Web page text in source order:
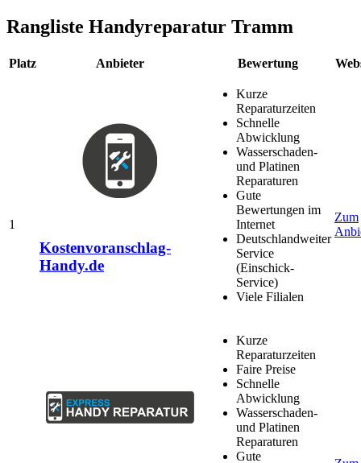
Rangliste Handyreparatur Tramm
Platz Anbieter Bewertung
1
Kostenvoranschlag-
Handy.de
Kurze
Reparaturzeiten
Schnelle
Abwicklung
Wasserschaden-
und Platinen
Reparaturen
Gute
Bewertungen im
Internet
Deutschlandweiter
Service
(Einschick-
Service)
Viele Filialen
Zum
Kurze
Reparaturzeiten
Faire Preise
Schnelle
Abwicklung
Wasserschaden-
und Platinen
Reparaturen
Gute